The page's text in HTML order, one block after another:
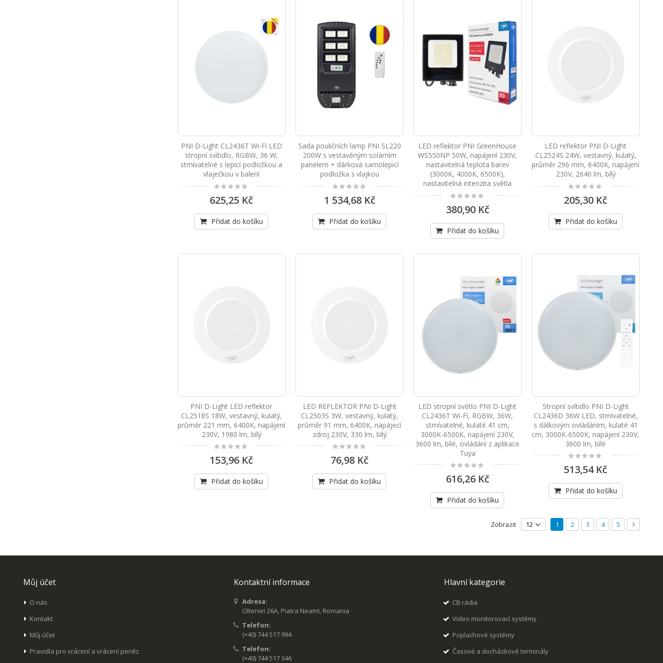
PNI D-Light CL2436T Wi-Fi LED
stropní svítidlo, RGBW, 36 W,
stmívatelné s lepící podložkou a
vlaječkou v balení
Rating:
0%
625,25 Kč
Přidat do košíku
Sada pouličních lamp PNI SL220
200W s vestavěným solárním
panelem + dárková samolepicí
podložka s vlajkou
Rating:
0%
1 534,68 Kč
Přidat do košíku
LED reflektor PNI GreenHouse
WS550NP 50W, napájení 230V,
nastavitelná teplota barev
(3000K, 4000K, 6500K),
nastavitelná intenzita světla
Rating:
0%
380,90 Kč
Přidat do košíku
LED reflektor PNI D-Light
CL2524S 24W, vestavný, kulatý,
průměr 296 mm, 6400K, napájení
230V, 2640 lm, bílý
Rating:
0%
205,30 Kč
Přidat do košíku
PNI D-Light LED reflektor
CL2518S 18W, vestavný, kulatý,
průměr 221 mm, 6400K, napájení
230V, 1980 lm, bílý
Rating:
0%
153,96 Kč
Přidat do košíku
LED REFLEKTOR PNI D-Light
CL2503S 3W, vestavný, kulatý,
průměr 91 mm, 6400K, napájecí
zdroj 230V, 330 lm, bílý
Rating:
0%
76,98 Kč
Přidat do košíku
LED stropní světlo PNI D-Light
CL2436T Wi-Fi, RGBW, 36W,
stmívatelné, kulaté 41 cm,
3000K-6500K, napájení 230V,
3600 lm, bílé, ovládání z aplikace
Tuya
Rating:
0%
616,26 Kč
Přidat do košíku
Stropní svítidlo PNI D-Light
CL2436D 36W LED, stmívatelné,
s dálkovým ovládáním, kulaté 41
cm, 3000K-6500K, napájení 230V,
3600 lm, bílé
Rating:
0%
513,54 Kč
Přidat do košíku
Stránka
Právě si prohlížíte stránku
1 Stránka
2 Stránka
3 Stránka
4 Stránka
5 Stránka
Zobrazit
Můj účet
O nás
Kontakt
Můj účet
Pravidla pro vrácení a vrácení peněz
Kontaktní informace
Adresa:
Olteniei 26A, Piatra Neamt, Romania
Telefon:
(+40) 744 517 994
Telefon:
(+40) 744 517 346
Hlavní kategorie
CB rádia
Video monitorovací systémy
Poplachové systémy
Časové a docházkové terminály